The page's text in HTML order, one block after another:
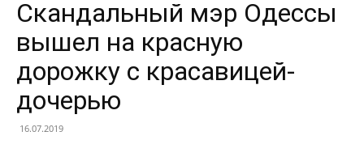
Скандальный мэр Одессы
вышел на красную
дорожку с красавицей-
дочерью
16.07.2019